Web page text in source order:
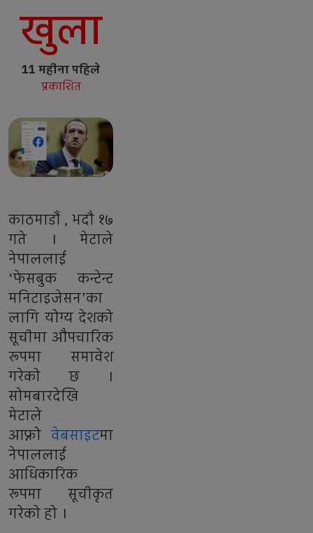
खुला
11 महीना पहिले
प्रकाशित
काठमाडौं , भदौ १७
गते । मेटाले
नेपाललाई
‘फेसबुक कन्टेन्ट
मनिटाइजेसन’का
लागि योग्य देशको
सूचीमा औपचारिक
रूपमा समावेश
गरेको छ ।
सोमबारदेखि
मेटाले
आफ्नो वेबसाइटमा
नेपाललाई
आधिकारिक
रूपमा सूचीकृत
गरेको हो ।